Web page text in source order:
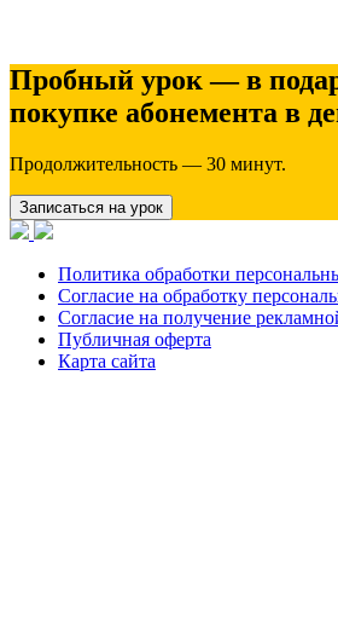
Пробный урок — в
покупке абонемента в
Продолжительность — 30 минут.
Записаться на урок
Политика обработки
Согласие на обработку
Согласие на получение
Публичная оферта
Карта сайта